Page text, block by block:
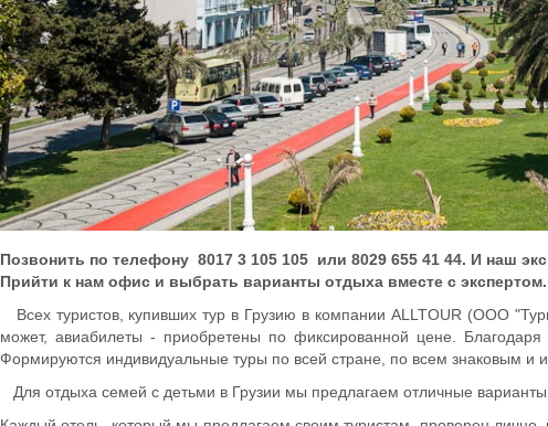
Позвонить по телефону 8017 3 105 105 или 8029 655 41 44. И наш
Прийти к нам офис и выбрать варианты отдыха вместе с
Всех туристов, купивших тур в Грузию в компании ALLTOUR (ООО
может, авиабилеты - приобретены по фиксированной цене.
Формируются индивидуальные туры по всей стране, по всем знаковым и
Для отдыха семей с детьми в Грузии мы предлагаем отличные